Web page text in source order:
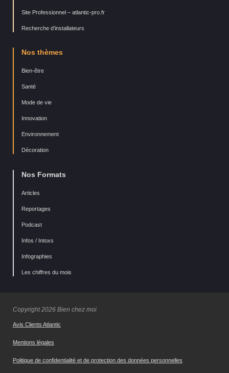
Site Professionnel – atlantic-pro.fr
Recherche d’installateurs
Nos thèmes
Bien-être
Santé
Mode de vie
Innovation
Environnement
Décoration
Nos Formats
Articles
Reportages
Podcast
Infos / Intoxs
Infographies
Les chiffres du mois
Copyright 2026 Bien chez moi
Avis Clients Atlantic
Mentions légales
Politique de confidentialité et de protection des données personnelles